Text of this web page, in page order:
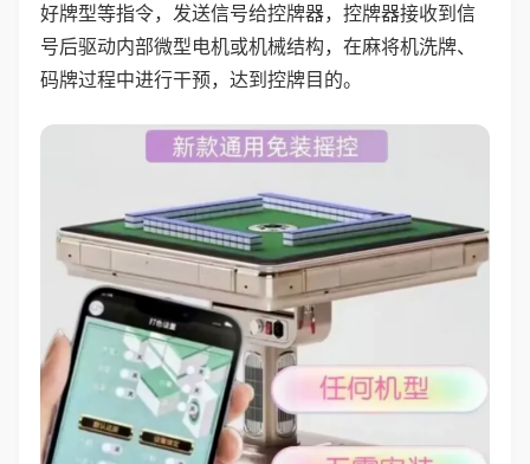
好牌型等指令，发送信号给控牌器，控牌器接收到信
号后驱动内部微型电机或机械结构，在麻将机洗牌、
码牌过程中进行干预，达到控牌目的。